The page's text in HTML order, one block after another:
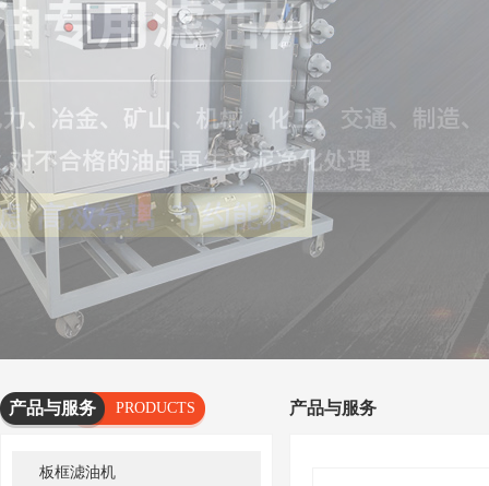
产品与服务
PRODUCTS
板框滤油机
产品与服务